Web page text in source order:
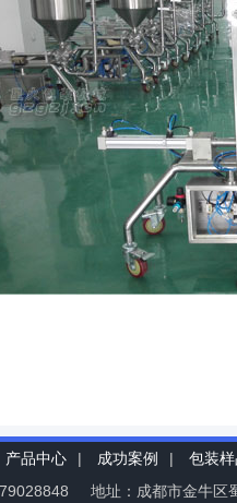
产品中心 | 成功案例 |
包装
地址：成都市金牛区